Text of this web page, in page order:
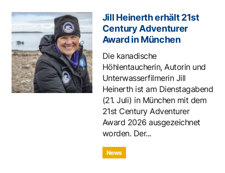
Jill Heinerth erhält 21st
Century Adventurer
Award in München
Die kanadische
Höhlentaucherin, Autorin und
Unterwasserfilmerin Jill
Heinerth ist am Dienstagabend
(21. Juli) in München mit dem
21st Century Adventurer
Award 2026 ausgezeichnet
worden. Der...
News